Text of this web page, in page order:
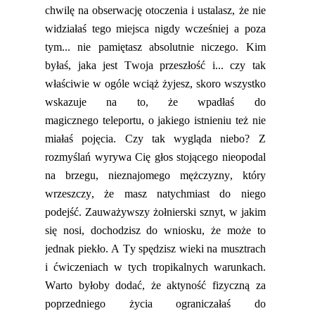
chwilę na obserwację otoczenia i ustalasz, że nie
widziałaś tego miejsca nigdy wcześniej a poza
tym... nie pamiętasz absolutnie niczego. Kim
byłaś, jaka jest Twoja przeszłość i... czy tak
właściwie w ogóle wciąż żyjesz, skoro wszystko
wskazuje na to, że wpadłaś do
magicznego teleportu, ojakiego istnieniu też nie
miałaś pojęcia. Czy tak wygląda niebo? Z
rozmyślań wyrywa Cię głos stojącego nieopodal
na brzegu, nieznajomego mężczyzny, który
wrzeszczy, że masz natychmiast do niego
podejść. Zauważywszy żołnierski sznyt, w jakim
się nosi, dochodzisz do wniosku, że może to
jednak piekło. A Ty spędzisz wieki na musztrach
i ćwiczeniach w tych tropikalnych warunkach.
Warto byłoby dodać, żeaktyność fizyczną za
poprzedniego życia ograniczałaś do